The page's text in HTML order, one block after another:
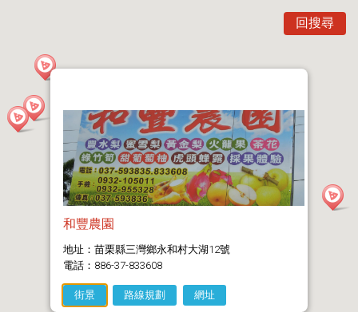
回搜尋
和豐農園
地址：苗栗縣三灣鄉永和村大湖12號
電話：886-37-833608
街景 路線規劃 網址